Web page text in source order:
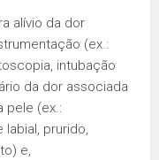
alívio da dor
(ex.:
intubação
da dor associada
pele (ex.:
prurido,
e,